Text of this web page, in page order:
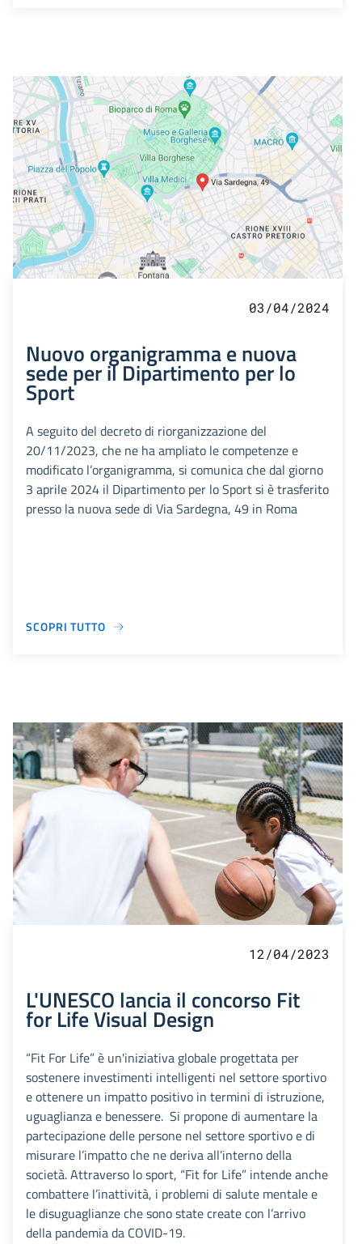
03/04/2024
Nuovo organigramma e nuova
sede per il Dipartimento per lo
Sport
A seguito del decreto di riorganizzazione del
20/11/2023, che ne ha ampliato le competenze e
modificato l’organigramma, si comunica che dal giorno
3 aprile 2024 il Dipartimento per lo Sport si è trasferito
presso la nuova sede di Via Sardegna, 49 in Roma
SCOPRI TUTTO
12/04/2023
L'UNESCO lancia il concorso Fit
for Life Visual Design
“Fit For Life” è un'iniziativa globale progettata per
sostenere investimenti intelligenti nel settore sportivo
e ottenere un impatto positivo in termini di istruzione,
uguaglianza e benessere. Si propone di aumentare la
partecipazione delle persone nel settore sportivo e di
misurare l’impatto che ne deriva all’interno della
società. Attraverso lo sport, “Fit for Life” intende anche
combattere l’inattività, i problemi di salute mentale e
le disuguaglianze che sono state create con l’arrivo
della pandemia da COVID-19.